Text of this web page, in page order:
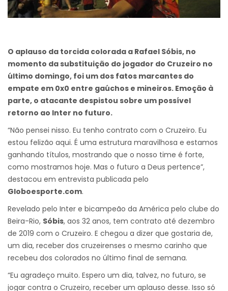
O aplauso da torcida colorada a Rafael Sóbis, no
momento da substituição do jogador do Cruzeiro no
último domingo, foi um dos fatos marcantes do
empate em 0x0 entre gaúchos e mineiros. Emoção à
parte, o atacante despistou sobre um possível
retorno ao Inter no futuro.
“Não pensei nisso. Eu tenho contrato com o Cruzeiro. Eu
estou felizão aqui. É uma estrutura maravilhosa e estamos
ganhando títulos, mostrando que o nosso time é forte,
como mostramos hoje. Mas o futuro a Deus pertence”,
destacou em entrevista publicada pelo
Globoesporte.com.
Revelado pelo Inter e bicampeão da América pelo clube do
Beira-Rio, Sóbis, aos 32 anos, tem contrato até dezembro
de 2019 com o Cruzeiro. E chegou a dizer que gostaria de,
um dia, receber dos cruzeirenses o mesmo carinho que
recebeu dos colorados no último final de semana.
“Eu agradeço muito. Espero um dia, talvez, no futuro, se
jogar contra o Cruzeiro, receber um aplauso desse. Isso só